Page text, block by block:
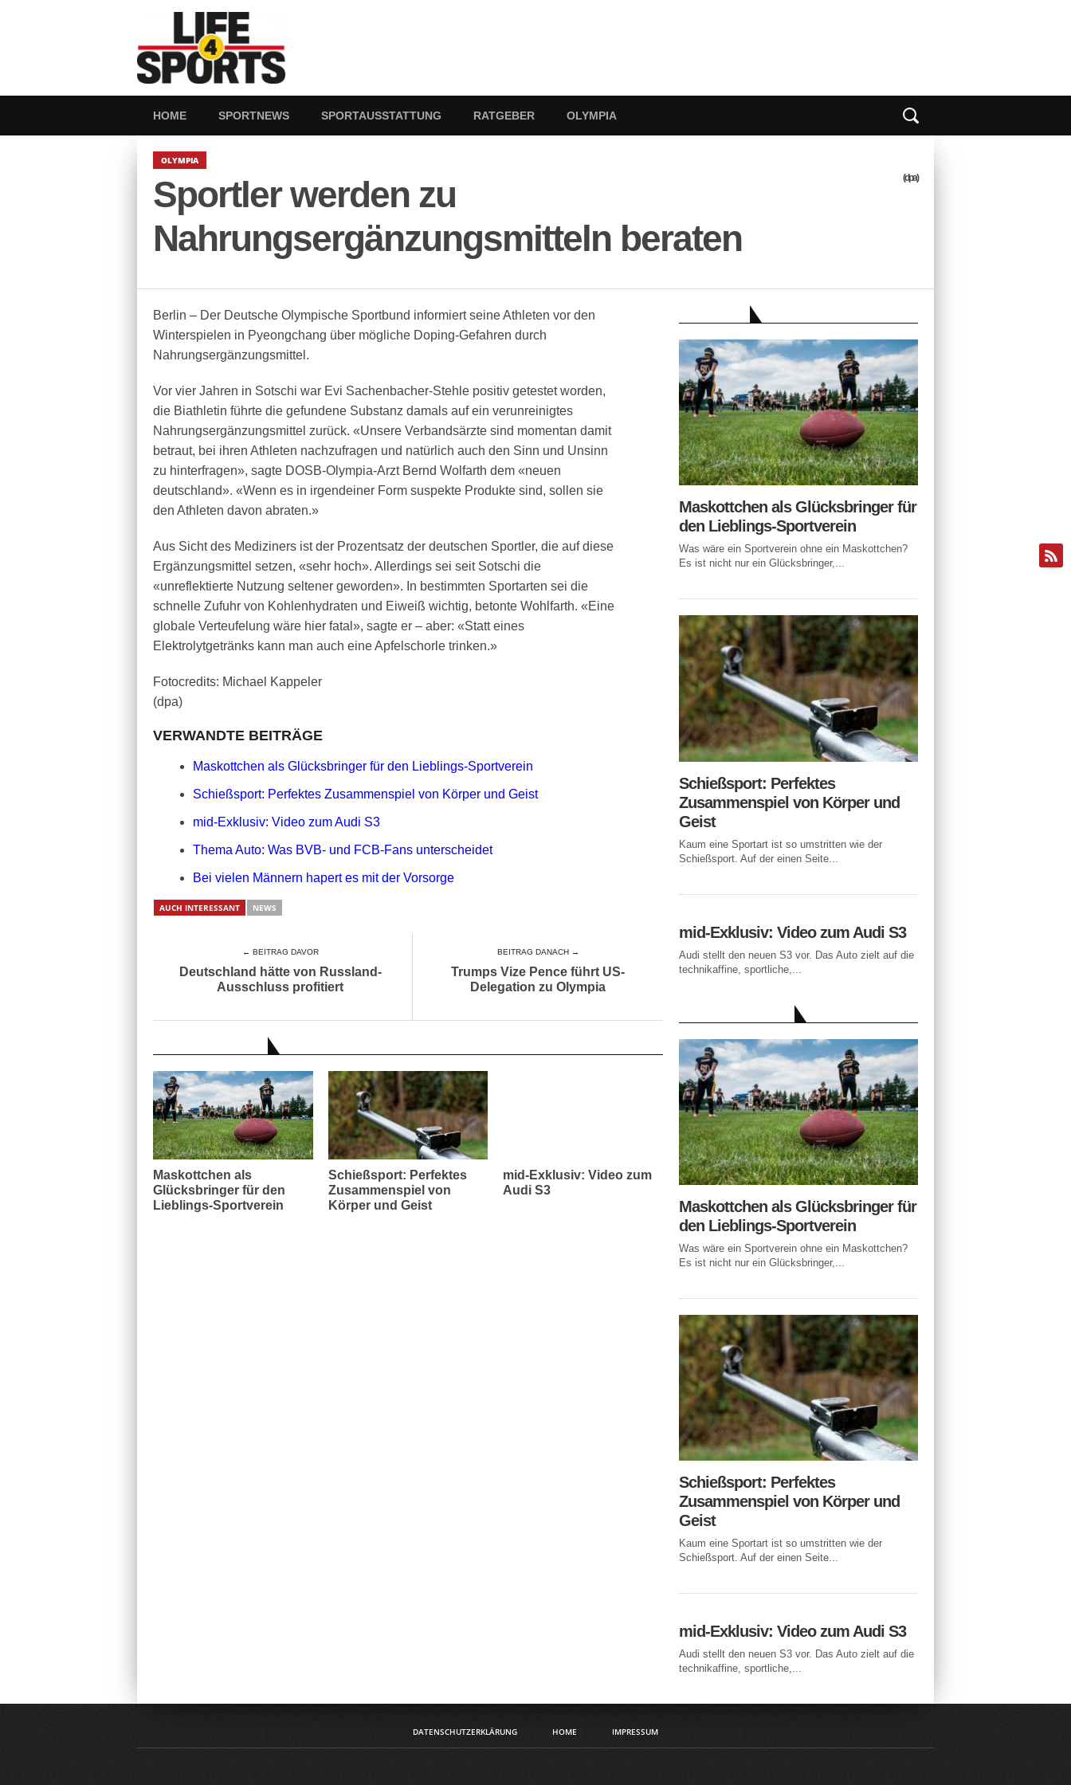
HOME SPORTNEWS SPORTAUSSTATTUNG RATGEBER OLYMPIA
OLYMPIA
Sportler werden zu
Nahrungsergänzungsmitteln beraten
(dpa)
Berlin – Der Deutsche Olympische Sportbund informiert seine Athleten vor den
Winterspielen in Pyeongchang über mögliche Doping-Gefahren durch
Nahrungsergänzungsmittel.
Vor vier Jahren in Sotschi war Evi Sachenbacher-Stehle positiv getestet worden,
die Biathletin führte die gefundene Substanz damals auf ein verunreinigtes
Nahrungsergänzungsmittel zurück. «Unsere Verbandsärzte sind momentan damit
betraut, bei ihren Athleten nachzufragen und natürlich auch den Sinn und Unsinn
zu hinterfragen», sagte DOSB-Olympia-Arzt Bernd Wolfarth dem «neuen
deutschland». «Wenn es in irgendeiner Form suspekte Produkte sind, sollen sie
den Athleten davon abraten.»
Aus Sicht des Mediziners ist der Prozentsatz der deutschen Sportler, die auf diese
Ergänzungsmittel setzen, «sehr hoch». Allerdings sei seit Sotschi die
«unreflektierte Nutzung seltener geworden». In bestimmten Sportarten sei die
schnelle Zufuhr von Kohlenhydraten und Eiweiß wichtig, betonte Wohlfarth. «Eine
globale Verteufelung wäre hier fatal», sagte er – aber: «Statt eines
Elektrolytgetränks kann man auch eine Apfelschorle trinken.»
Fotocredits: Michael Kappeler
(dpa)
VERWANDTE BEITRÄGE
Maskottchen als Glücksbringer für den Lieblings-Sportverein
Schießsport: Perfektes Zusammenspiel von Körper und Geist
mid-Exklusiv: Video zum Audi S3
Thema Auto: Was BVB- und FCB-Fans unterscheidet
Bei vielen Männern hapert es mit der Vorsorge
AUCH INTERESSANT NEWS
← BEITRAG DAVOR
Deutschland hätte von Russland-
Ausschluss profitiert
BEITRAG DANACH →
Trumps Vize Pence führt US-
Delegation zu Olympia
Maskottchen als
Glücksbringer für den
Lieblings-Sportverein
Schießsport: Perfektes
Zusammenspiel von
Körper und Geist
mid-Exklusiv: Video zum
Audi S3
Maskottchen als Glücksbringer für
den Lieblings-Sportverein
Was wäre ein Sportverein ohne ein Maskottchen?
Es ist nicht nur ein Glücksbringer,...
Schießsport: Perfektes
Zusammenspiel von Körper und
Geist
Kaum eine Sportart ist so umstritten wie der
Schießsport. Auf der einen Seite...
mid-Exklusiv: Video zum Audi S3
Audi stellt den neuen S3 vor. Das Auto zielt auf die
technikaffine, sportliche,...
Maskottchen als Glücksbringer für
den Lieblings-Sportverein
Was wäre ein Sportverein ohne ein Maskottchen?
Es ist nicht nur ein Glücksbringer,...
Schießsport: Perfektes
Zusammenspiel von Körper und
Geist
Kaum eine Sportart ist so umstritten wie der
Schießsport. Auf der einen Seite...
mid-Exklusiv: Video zum Audi S3
Audi stellt den neuen S3 vor. Das Auto zielt auf die
technikaffine, sportliche,...
DATENSCHUTZERKLÄRUNG HOME IMPRESSUM